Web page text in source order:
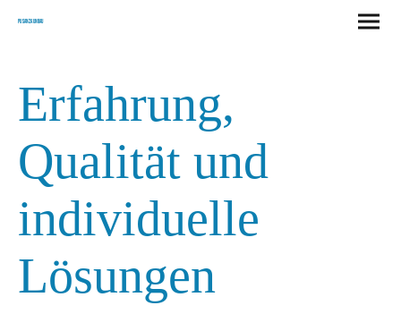
Pusan Zaunbau
Erfahrung,
Qualität und
individuelle
Lösungen